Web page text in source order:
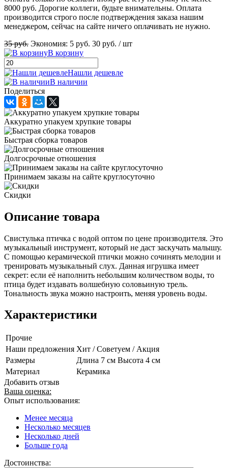
8000 руб. Дорогие коллеги, будьте внимательны. Оплата
производится строго после подтверждения заказа нашим
менеджером, сейчас на сайте ничего оплачивать не нужно.
35 руб. Экономия: 5 руб. 30 руб. / шт
В корзину
Нашли дешевле
В наличии
Поделиться
Аккуратно упакуем хрупкие товары
Быстрая сборка товаров
Долгосрочные отношения
Принимаем заказы на сайте круглосуточно
Скидки
Описание товара
Свистулька птичка с водой оптом по цене производителя. Это
музыкальный инструмент, который не даст заскучать малышу.
С помощью керамической птички можно сочинять мелодии и
тренировать музыкальный слух. Данная игрушка имеет
секрет: если её наполнить небольшим количеством воды, то
птица будет издавать волшебную соловьиную трель.
Тональность звука можно настроить, меняя уровень воды.
Характеристики
Прочие
Наши предложения Хит / Советуем / Акция
Размеры
Длина 7 см Высота 4 см
Материал
Керамика
Добавить отзыв
Ваша оценка:
Опыт использования:
Менее месяца
Несколько месяцев
Несколько дней
Больше года
Достоинства: